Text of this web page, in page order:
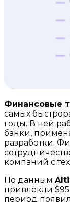
Финансовые
самых
годы. В ней
банки,
разработки.
компаний с
По данным
привлекли
период